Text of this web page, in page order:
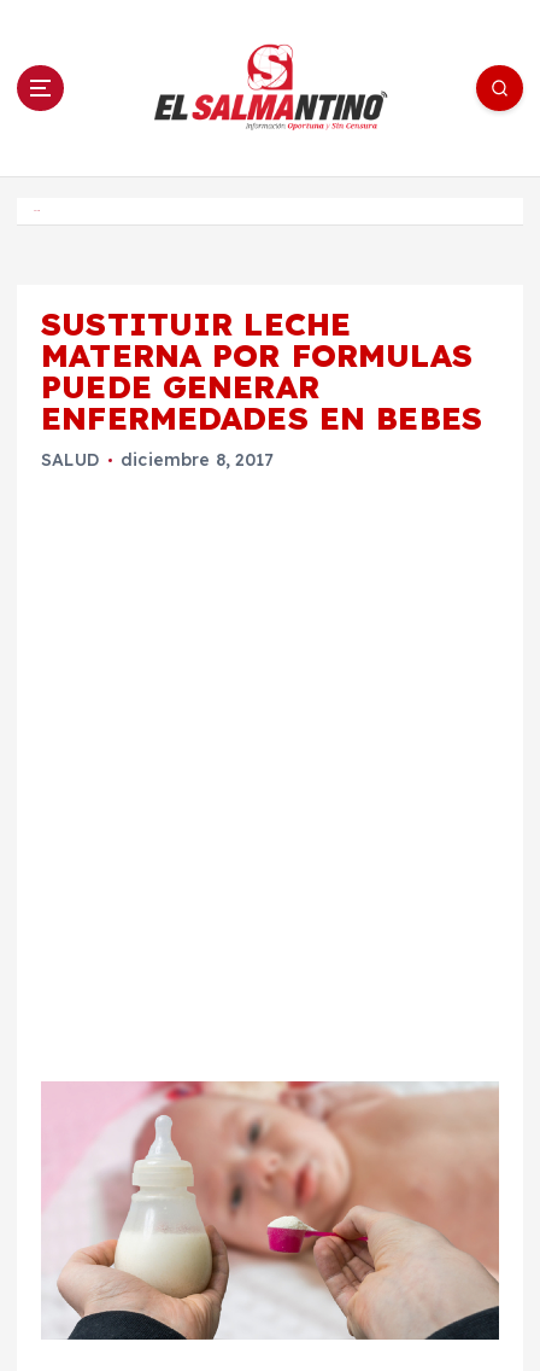
n El Salmantino - medios/noticias/editorial
SUSTITUIR LECHE
MATERNA POR FORMULAS
PUEDE GENERAR
ENFERMEDADES EN BEBES
SALUD diciembre 8, 2017